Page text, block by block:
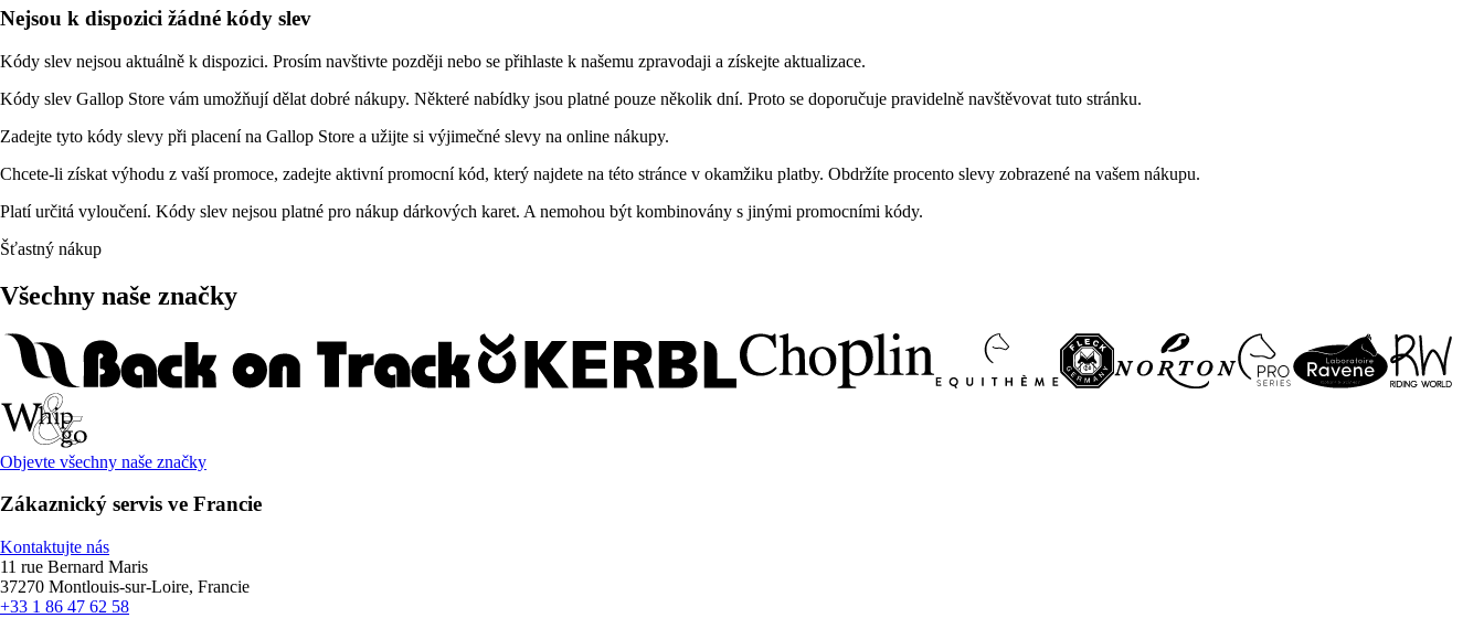
Nejsou k dispozici žádné kódy slev
Kódy slev nejsou aktuálně k dispozici. Prosím navštivte později nebo se přihlaste k našemu zpravodaji a získejte aktualizace.
Kódy slev Gallop Store vám umožňují dělat dobré nákupy. Některé nabídky jsou platné pouze několik dní. Proto se doporučuje pravidelně navštěvovat tuto stránku.
Zadejte tyto kódy slevy při placení na Gallop Store a užijte si výjimečné slevy na online nákupy.
Chcete-li získat výhodu z vaší promoce, zadejte aktivní promocní kód, který najdete na této stránce v okamžiku platby. Obdržíte procento slevy zobrazené na vašem nákupu.
Platí určitá vyloučení. Kódy slev nejsou platné pro nákup dárkových karet. A nemohou být kombinovány s jinými promocními kódy.
Šťastný nákup
Všechny naše značky
Objevte všechny naše značky
Zákaznický servis ve Francie
Kontaktujte nás
11 rue Bernard Maris
37270 Montlouis-sur-Loire, Francie
+33 1 86 47 62 58